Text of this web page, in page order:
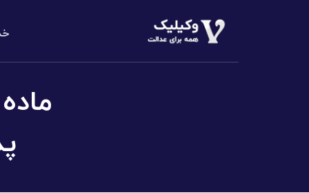
الزام به
مهریه،